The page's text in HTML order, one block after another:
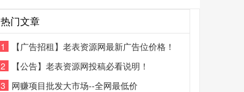
热门文章
1
【广告招租】老表资源网最新广告位价格！
2
【公告】老表资源网投稿必看说明！
3 网赚项目批发大市场--全网最低价